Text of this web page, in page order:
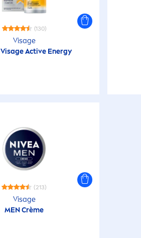
(130)
Visage
ActiveEnergy
(213)
Visage
MENCrème